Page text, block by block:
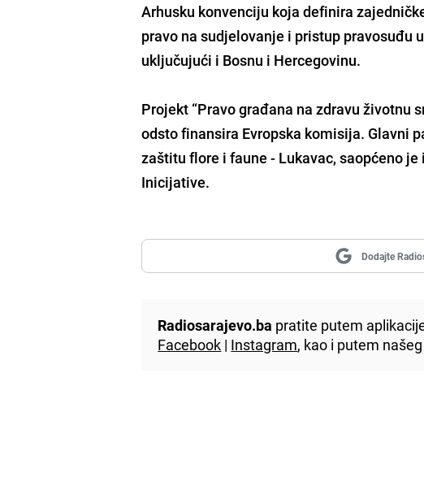
Arhusku konvenciju koja definira
pravo na sudjelovanje i pristup pravosuđu
uključujući i Bosnu i Hercegovinu.
Projekt “Pravo građana na zdravu životnu
odsto finansira Evropska komisija. Glavni
zaštitu flore i faune - Lukavac, saopćeno
Inicijative.
Dodajte
Radiosarajevo.ba pratite putem
Facebook | Instagram, kao i putem